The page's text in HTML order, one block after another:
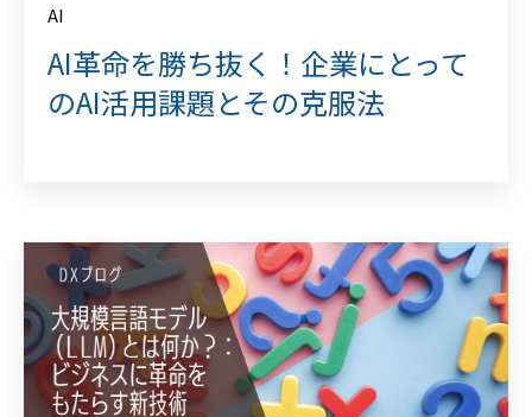
AI
AI革命を勝ち抜く！企業にとって
のAI活用課題とその克服法